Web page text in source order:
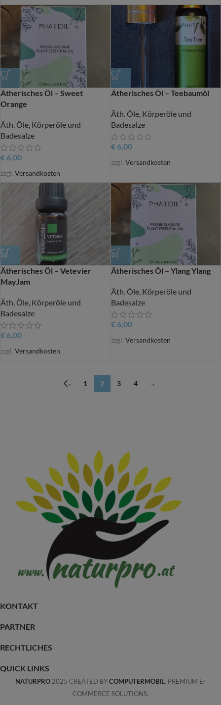
Ätherisches Öl – Sweet
Orange
Äth. Öle, Körperöle und
Badesalze
€ 6,00
zzgl. Versandkosten
Ätherisches Öl – Teebaumöl
Äth. Öle, Körperöle und
Badesalze
€6,00
zzgl. Versandkosten
Ätherisches Öl – Vetevier
MayJam
Äth. Öle, Körperöle und
Badesalze
€ 6,00
zzgl. Versandkosten
Ätherisches Öl – Ylang Ylang
Äth. Öle, Körperöle und
Badesalze
€6,00
zzgl. Versandkosten
← 1 2 3 4 →
KONTAKT
PARTNER
RECHTLICHES
QUICK LINKS
NATURPRO 2025 CREATED BYCOMPUTERMOBIL. PREMIUM E-
COMMERCE SOLUTIONS.